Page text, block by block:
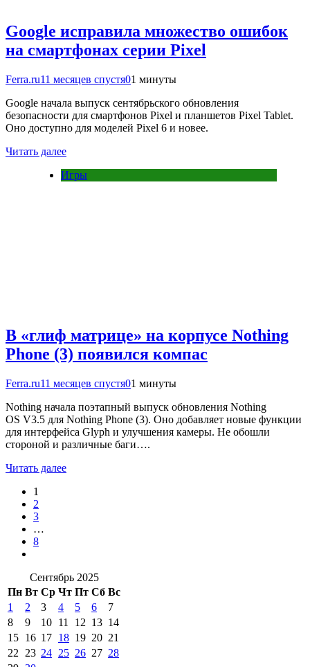
Google исправила множество ошибок
на смартфонах серии Pixel
Ferra.ru11 месяцев спустя01 минуты
Google начала выпуск сентябрьского обновления
безопасности для смартфонов Pixel и планшетов Pixel Tablet.
Оно доступно для моделей Pixel 6 и новее.
Читать далее
Игры
В «глиф матрице» на корпусе Nothing
Phone (3) появился компас
Ferra.ru11 месяцев спустя01 минуты
Nothing начала поэтапный выпуск обновления Nothing
OS V3.5 для Nothing Phone (3). Оно добавляет новые функции
для интерфейса Glyph и улучшения камеры. Не обошли
стороной и различные баги….
Читать далее
1
2
3
…
8
Сентябрь 2025
Пн Вт Ср Чт Пт Сб Вс
1
2 3 4 5 6
7
8
9 10 11 12 13 14
15 16 17 18 19 20 21
22
23 24 25 26 27 28